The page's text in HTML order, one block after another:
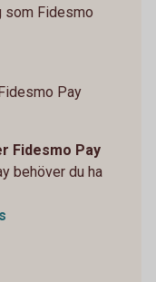
som Fidesmo
Pay
Fidesmo Pay
behöver du ha